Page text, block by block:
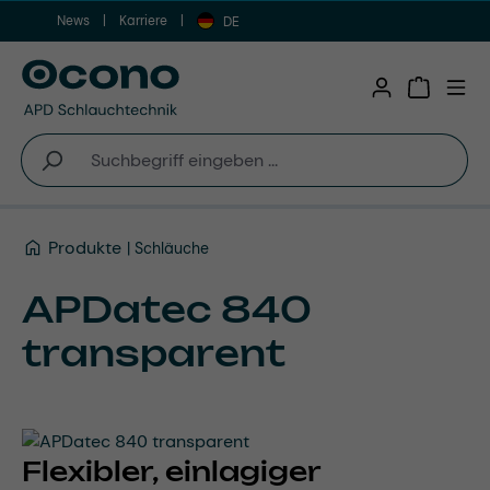
Zum Hauptinhalt springen
News Karriere DE
Produkte Schläuche
APDatec 840
transparent
Flexibler, einlagiger